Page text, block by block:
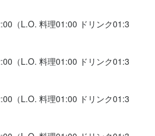
なり賑やか...
（L.O. 料理01:00 ドリンク01:3
（L.O. 料理01:00 ドリンク01:3
（L.O. 料理01:00 ドリンク01:3